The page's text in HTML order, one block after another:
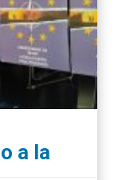
a la